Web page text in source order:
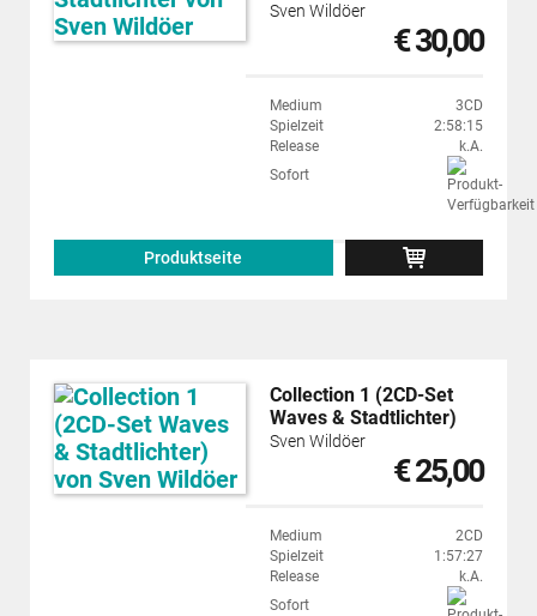
Sven Wildöer
€ 30,00
Medium
3CD
Spielzeit
2:58:15
Release
k.A.
Sofort
Produktseite
Collection 1 (2CD-Set
Waves & Stadtlichter)
Sven Wildöer
€ 25,00
Medium
2CD
Spielzeit
1:57:27
Release
k.A.
Sofort